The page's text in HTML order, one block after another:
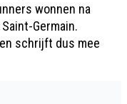
wonnen na
Germain.
schrijft dus mee